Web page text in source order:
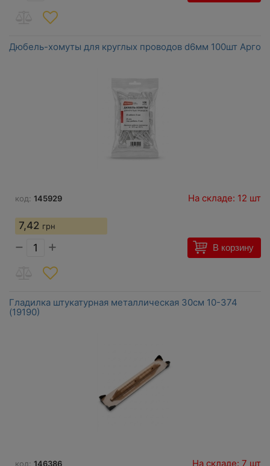
Дюбель-хомуты для круглых проводов d6мм 100шт Арго
код: 145929 На складе: 12 шт
7,42 грн
− + В корзину
Гладилка штукатурная металлическая 30см 10-374
(19190)
код: 146386 На складе: 7 шт